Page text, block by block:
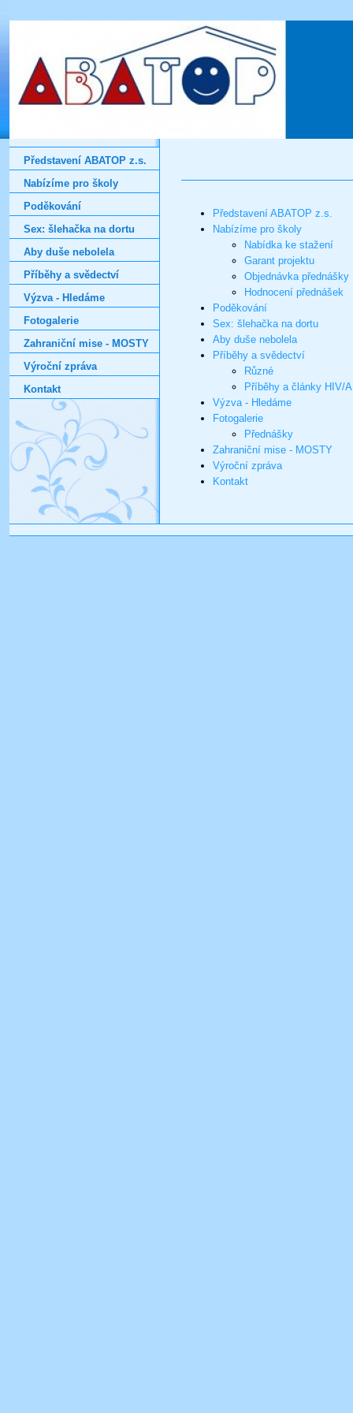
Představení ABATOP z.s.
Nabízíme pro školy
Nabídka ke stažení
Garant projektu
Objednávka přednášky
Hodnocení přednášek
Poděkování
Sex: šlehačka na dortu
Aby duše nebolela
Příběhy a svědectví
Různé
Příběhy a články HIV/
Výzva - Hledáme
Fotogalerie
Přednášky
Zahraniční mise - MOSTY
Výroční zpráva
Kontakt
Představení ABATOP z.s.
Nabízíme pro školy
Poděkování
Sex: šlehačka na dortu
Aby duše nebolela
Příběhy a svědectví
Výzva - Hledáme
Fotogalerie
Zahraniční mise - MOSTY
Výroční zpráva
Kontakt